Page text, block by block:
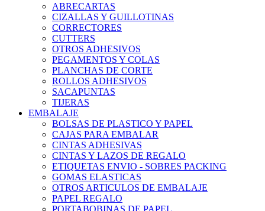
ABRECARTAS
CIZALLAS Y GUILLOTINAS
CORRECTORES
CUTTERS
OTROS ADHESIVOS
PEGAMENTOS Y COLAS
PLANCHAS DE CORTE
ROLLOS ADHESIVOS
SACAPUNTAS
TIJERAS
EMBALAJE
BOLSAS DE PLASTICO Y PAPEL
CAJAS PARA EMBALAR
CINTAS ADHESIVAS
CINTAS Y LAZOS DE REGALO
ETIQUETAS ENVIO - SOBRES PACKING
GOMAS ELASTICAS
OTROS ARTICULOS DE EMBALAJE
PAPEL REGALO
PORTABOBINAS DE PAPEL